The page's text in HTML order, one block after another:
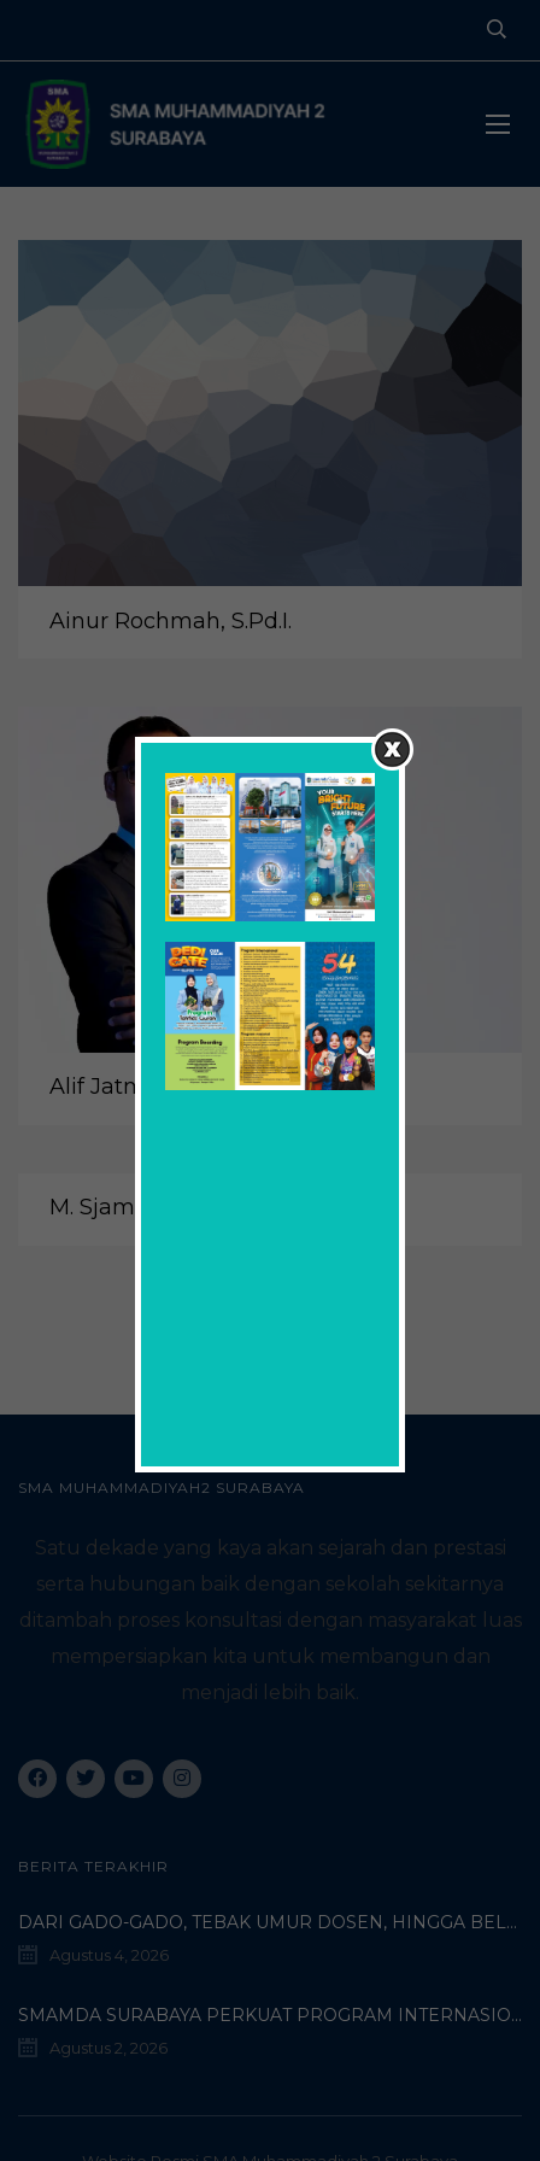
Ainur Rochmah, S.Pd.I.
Alif Jatmiko, S.Th.I., M.Th.I.
M. Sjamsu Hudaja, S.Ag.
SMA MUHAMMADIYAH2 SURABAYA
Satu dekade yang kaya akan sejarah dan prestasi
serta hubungan baik dengan sekolah sekitarnya
ditambah proses konsultasi dengan masyarakat luas
mempersiapkan kita untuk membangun dan
menjadi lebih baik.
BERITA TERAKHIR
DARI GADO-GADO, TEBAK UMUR DOSEN, HINGGA BELI PECI MUHAMMADIYAH: TERUNGKAPNYA KISAH UNIK 3 MAHASISWA TURKI DI SMAMDA!
Agustus 4, 2026
SMAMDA SURABAYA PERKUAT PROGRAM INTERNASIONAL MELALUI KOORDINASI BERSAMA WALI MURID KELAS X
Agustus 2, 2026